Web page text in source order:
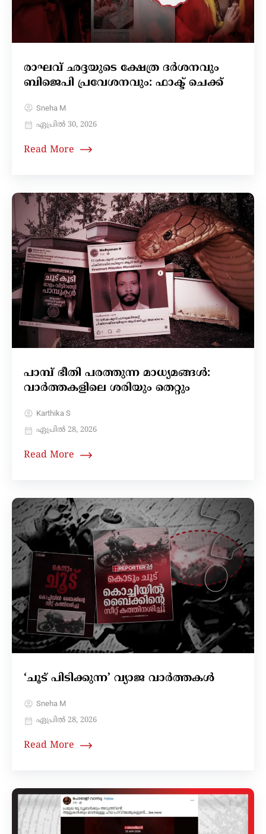
രാഘവ് ഛദ്ദയുടെ ക്ഷേത്ര ദർശനവും
ബിജെപി പ്രവേശനവും: ഫാക്ട് ചെക്ക്
Sneha M
ഏപ്രിൽ 30, 2026
Read More
പാമ്പ് ഭീതി പരത്തുന്ന മാധ്യമങ്ങൾ:
വാർത്തകളിലെ ശരിയും തെറ്റും
Karthika S
ഏപ്രിൽ 28, 2026
Read More
‘ചൂട് പിടിക്കുന്ന’ വ്യാജ വാർത്തകൾ
Sneha M
ഏപ്രിൽ 28, 2026
Read More